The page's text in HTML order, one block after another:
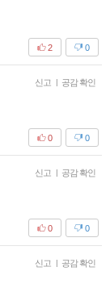
0
2
신고 공감 확인
0
0
신고 공감 확인
0
0
신고 공감 확인